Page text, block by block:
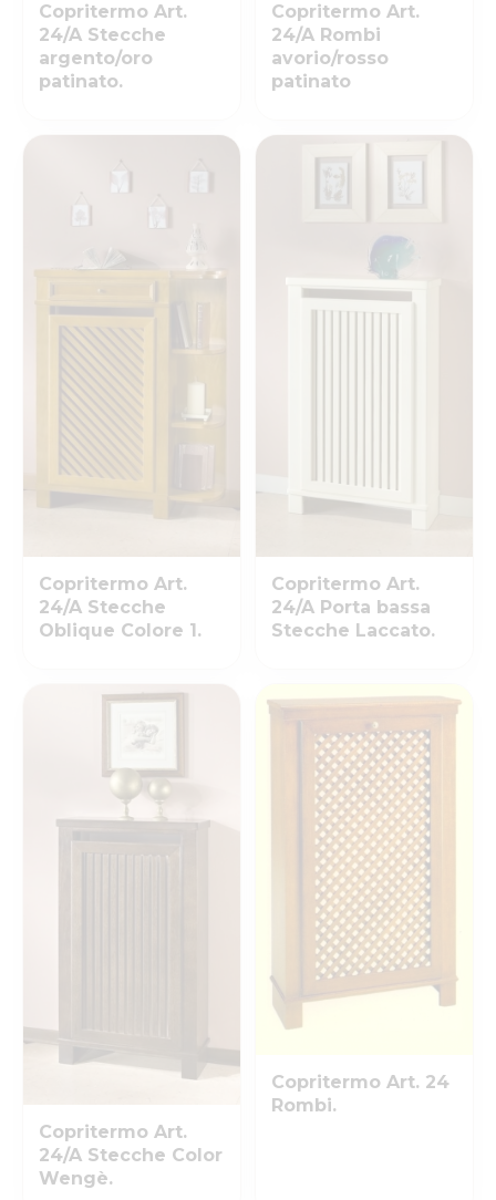
Copritermo Art.
24/A Stecche
argento/oro
patinato.
Copritermo Art.
24/A Rombi
avorio/rosso
patinato
Copritermo Art.
24/A Stecche
Oblique Colore 1.
Copritermo Art.
24/A Porta bassa
Stecche Laccato.
Copritermo Art.
24/A Stecche Color
Wengè.
Copritermo Art. 24
Rombi.